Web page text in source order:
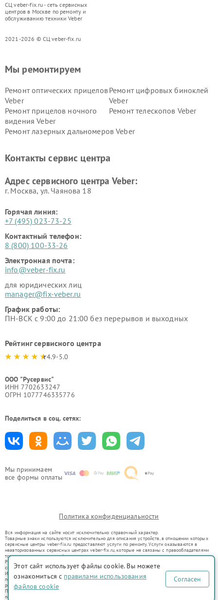
СЦ veber-fix.ru - сеть сервисных
центров в Москве по ремонту и
обслуживанию техники Veber
2021-2026 © СЦ veber-fix.ru
Мы принимаем
все формы оплаты
Мы ремонтируем
Ремонт оптических прицелов
Veber
Ремонт цифровых биноклей
Veber
Ремонт прицелов ночного
видения Veber
Ремонт телескопов Veber
Ремонт лазерных дальномеров Veber
Контакты сервис центра
Адрес сервисного центра Veber:
г. Москва, ул. Чаянова 18
Горячая линия:
+7 (495) 023-73-25
Контактный телефон:
8 (800) 100-33-26
Электронная почта:
info@veber-fix.ru
для юридических лиц
manager@fix-veber.ru
График работы:
ПН-ВСК с 9:00 до 21:00 без перерывов и выходных
Рейтинг сервисного центра
4.9-5.0
ООО "Русервис"
ИНН 7702633247
ОГРН 1077746335776
Поделиться в соц. сетях:
Политика конфиденциальности
Вся информация на сайте носит исключительно справочный характер.
Товарные знаки используются исключительно для описания устройств, в отношении которых
сервисные центры veber-fix.ru предоставляют услуги по ремонту. Услуги оказываются в
неавторизованных сервисных центрах veber-fix.ru, которые не связаны с правообладателями
товарных знаков или их официальными представителями.
Ремонт осуществляется для устройств, уже введенных в гражданский оборот в соответствии
со статьей 1487 ГК РФ.
Использование товарных знаков не преследует цели индивидуализации услуг или введения
потребителей в заблуждение, а служит для информирования о предоставляемых услугах по
ремонту техники указанных брендов.
Представленная на сайте информация не является публичной офертой, определяемой
положениями Статьи 437(2) Гражданского кодекса РФ
Этот сайт использует файлы cookie. Вы можете
ознакомиться с правилами использования
файлов cookie
Согласен